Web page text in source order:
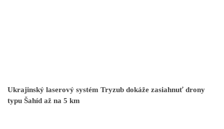
Ukrajinský laserový systém Tryzub dokáže zasiahnuť drony
typu Šahíd až na 5 km